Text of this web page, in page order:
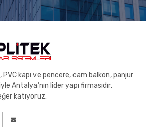
PVC kapı ve pencere, cam balkon, panjur
Antalya’nın lider yapı firmasıdır.
katıyoruz.